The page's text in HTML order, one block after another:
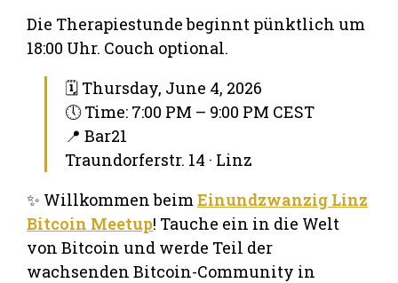
Die Therapiestunde beginnt pünktlich um
18:00 Uhr. Couch optional.
🗓 Thursday, June 4, 2026
🕔 Time: 7:00 PM – 9:00 PM CEST
📍 Bar21
Traundorferstr. 14 · Linz
✨ Willkommen beim Einundzwanzig Linz
Bitcoin Meetup! Tauche ein in die Welt
von Bitcoin und werde Teil der
wachsenden Bitcoin-Community in